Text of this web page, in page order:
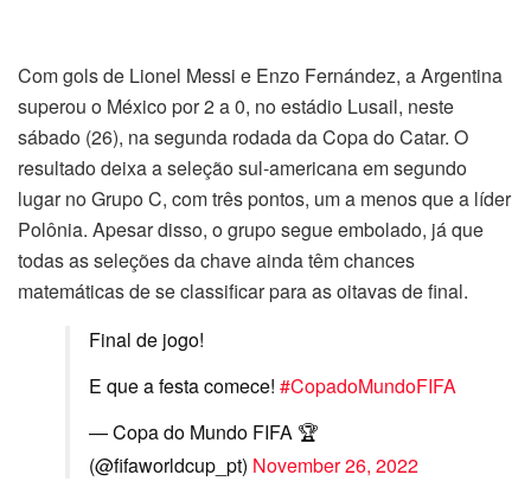
Com gols de Lionel Messi e Enzo Fernández, a Argentina
superou o México por 2 a 0, no estádio Lusail, neste
sábado (26), na segunda rodada da Copa do Catar. O
resultado deixa a seleção sul-americana em segundo
lugar no Grupo C, com três pontos, um a menos que a líder
Polônia. Apesar disso, o grupo segue embolado, já que
todas as seleções da chave ainda têm chances
matemáticas de se classificar para as oitavas de final.
Final de jogo!
E que a festa comece! #CopadoMundoFIFA
— Copa do Mundo FIFA 🏆
(@fifaworldcup_pt) November 26, 2022